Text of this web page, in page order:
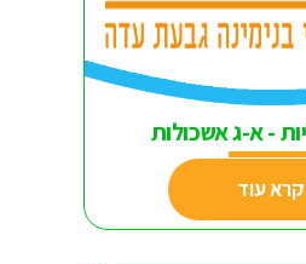
- א-ג אשכולות
קרא עוד